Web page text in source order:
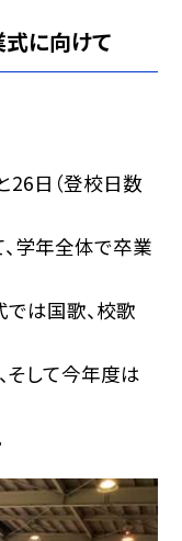
式に向けて
26日（登校日数
学年全体で卒業
は国歌、校歌
そして今年度は